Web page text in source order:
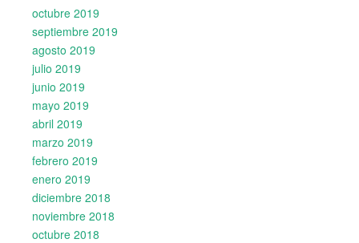
octubre 2019
septiembre 2019
agosto 2019
julio 2019
junio 2019
mayo 2019
abril 2019
marzo 2019
febrero 2019
enero 2019
diciembre 2018
noviembre 2018
octubre 2018